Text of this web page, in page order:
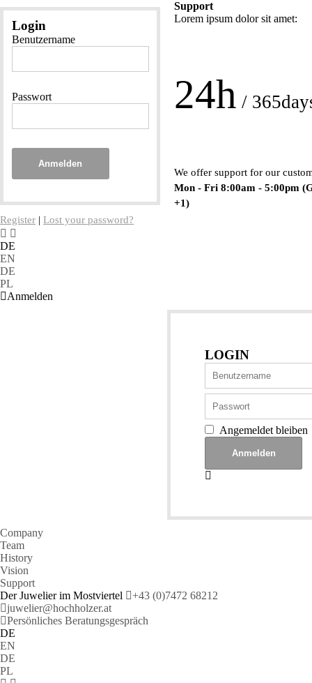
Login
Benutzername
Passwort
Anmelden
Register |Lost your password?
Support
Lorem ipsum dolor sit amet:
24h /
We offer support for our
Mon - Fri 8:00am - 5:00pm
+1)
DE
EN
DE
PL
Anmelden
LOGIN
Angemeldet bleiben
Company
Team
History
Vision
Support
Der Juwelier im Mostviertel
+43 (0)7472 68212
juwelier@hochholzer.at
Persönliches Beratungsgespräch
DE
EN
DE
PL